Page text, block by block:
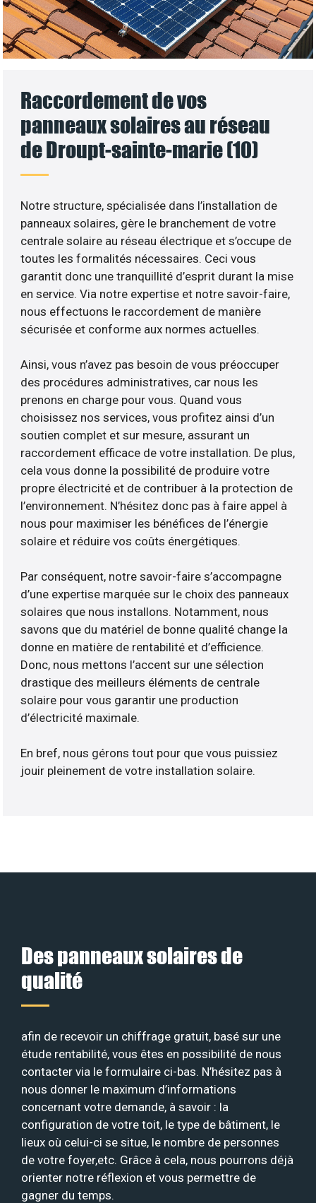
Raccordement de vos
panneaux solaires au réseau
de Droupt-sainte-marie (10)
Notre structure, spécialisée dans l’installation de
panneaux solaires, gère le branchement de votre
centrale solaire au réseau électrique et s’occupe de
toutes les formalités nécessaires. Ceci vous
garantit donc une tranquillité d’esprit durant la mise
en service. Via notre expertise et notre savoir-faire,
nous effectuons le raccordement de manière
sécurisée et conforme aux normes actuelles.
Ainsi, vous n’avez pas besoin de vous préoccuper
des procédures administratives, car nous les
prenons en charge pour vous. Quand vous
choisissez nos services, vous profitez ainsi d’un
soutien complet et sur mesure, assurant un
raccordement efficace de votre installation. De plus,
cela vous donne la possibilité de produire votre
propre électricité et de contribuer à la protection de
l’environnement. N’hésitez donc pas à faire appel à
nous pour maximiser les bénéfices de l’énergie
solaire et réduire vos coûts énergétiques.
Par conséquent, notre savoir-faire s’accompagne
d’une expertise marquée sur le choix des panneaux
solaires que nous installons. Notamment, nous
savons que du matériel de bonne qualité change la
donne en matière de rentabilité et d’efficience.
Donc, nous mettons l’accent sur une sélection
drastique des meilleurs éléments de centrale
solaire pour vous garantir une production
d’électricité maximale.
En bref, nous gérons tout pour que vous puissiez
jouir pleinement de votre installation solaire.
Des panneaux solaires de
qualité
afin de recevoir un chiffrage gratuit, basé sur une
étude rentabilité, vous êtes en possibilité de nous
contacter via le formulaire ci-bas. N’hésitez pas à
nous donner le maximum d’informations
concernant votre demande, à savoir : la
configuration de votre toit, le type de bâtiment, le
lieux où celui-ci se situe, le nombre de personnes
de votre foyer,etc. Grâce à cela, nous pourrons déjà
orienter notre réflexion et vous permettre de
gagner du temps.